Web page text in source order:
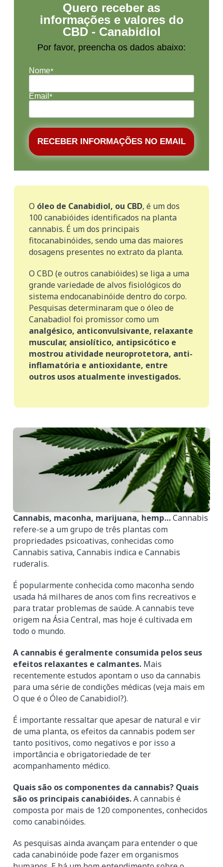
Quero receber as
informações e valores do
CBD - Canabidiol
Por favor, preencha os dados abaixo:
Nome*
Email *
RECEBER INFORMAÇÕES NO EMAIL
O óleo de Canabidiol, ou CBD, é um dos
100 canabióides identificados na planta
cannabis. É um dos principais
fitocanabinóides, sendo uma das maiores
dosagens presentes no extrato da planta.
O CBD (e outros canabióides) se liga a uma
grande variedade de alvos fisiológicos do
sistema endocanabinóide dentro do corpo.
Pesquisas determinaram que o óleo de
Canabadiol foi promissor como um
analgésico, anticonvulsivante, relaxante
muscular, ansiolítico, antipsicótico e
mostrou atividade neuroprotetora, anti-
inflamatória e antioxidante, entre
outros usos atualmente investigados.
Cannabis, maconha, marijuana, hemp…Cannabis
refere-se a um grupo de três plantas com
propriedades psicoativas, conhecidas como
Cannabis sativa, Cannabis indica e Cannabis
ruderalis.
É popularmente conhecida como maconha sendo
usada há milhares de anos com fins recreativos e
para tratar problemas de saúde. A cannabis teve
origem na Ásia Central, mas hoje é cultivada em
todo o mundo.
A cannabis é geralmente consumida pelos seus
efeitos relaxantes e calmantes. Mais
recentemente estudos apontam o uso da cannabis
para uma série de condições médicas (veja mais em
O que é o Óleo de Canabidiol?).
É importante ressaltar que apesar de natural e vir
de uma planta, os efeitos da cannabis podem ser
tanto positivos, como negativos e por isso a
importância e obrigatoriedade de ter
acompanhamento médico.
Quais são os componentes da cannabis? Quais
são os principais canabióides.A cannabis é
composta por mais de 120 componentes, conhecidos
como canabinóides.
As pesquisas ainda avançam para entender o que
cada canabinóide pode fazer em organismos